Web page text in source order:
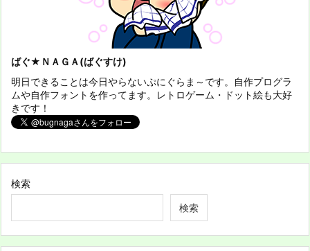
ばぐ★ＮＡＧＡ(ばぐすけ)
明日できることは今日やらないぷにぐらま～です。自作プログラ
ムや自作フォントを作ってます。レトロゲーム・ドット絵も大好
きです！
検索
検索